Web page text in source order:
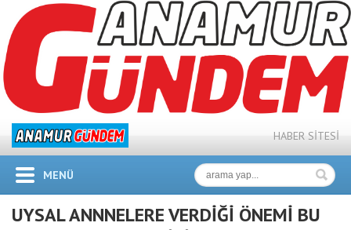
HABER SİTESİ
MENÜ
UYSAL ANNNELERE VERDİĞİ ÖNEMİ BU